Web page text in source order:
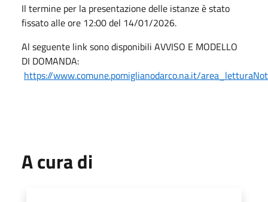
Il termine per la presentazione delle istanze è stato
fissato alle ore 12:00 del 14/01/2026.
Al seguente link sono disponibili AVVISO E MODELLO
DI DOMANDA:
https://www.comune.pomiglianodarco.na.it/
A cura di